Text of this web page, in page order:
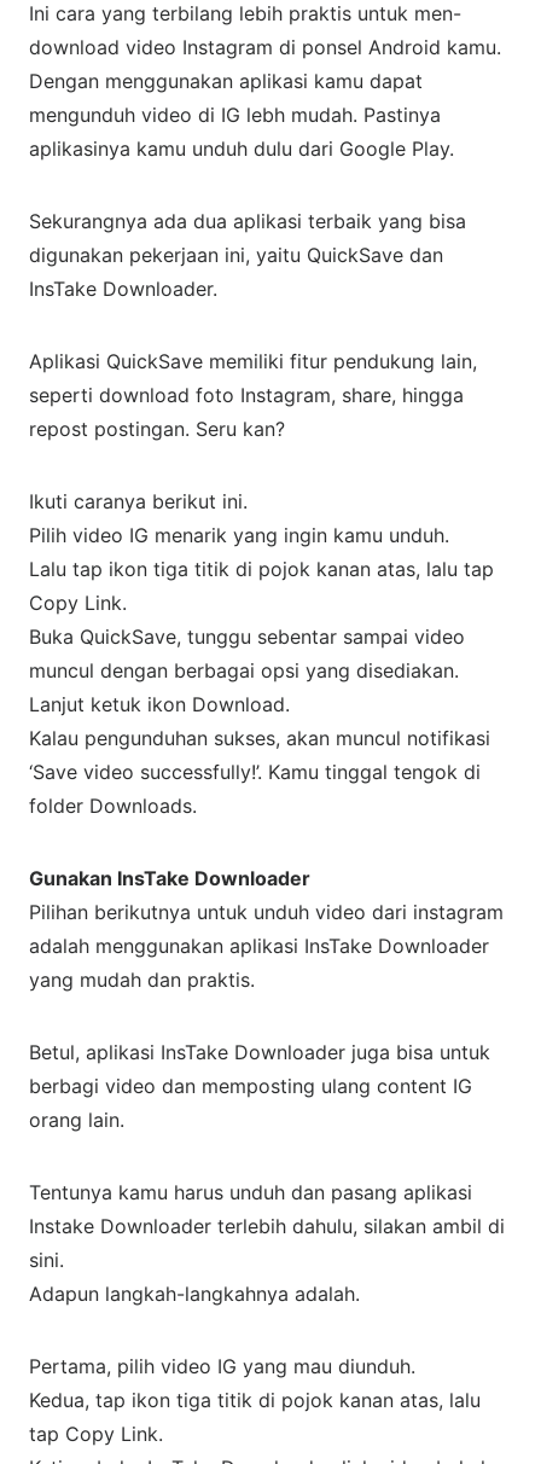
Ini cara yang terbilang lebih praktis untuk men-
download video Instagram di ponsel Android kamu.
Dengan menggunakan aplikasi kamu dapat
mengunduh video di IG lebh mudah. Pastinya
aplikasinya kamu unduh dulu dari Google Play.
Sekurangnya ada dua aplikasi terbaik yang bisa
digunakan pekerjaan ini, yaitu QuickSave dan
InsTake Downloader.
Aplikasi QuickSave memiliki fitur pendukung lain,
seperti download foto Instagram, share, hingga
repost postingan. Seru kan?
Ikuti caranya berikut ini.
Pilih video IG menarik yang ingin kamu unduh.
Lalu tap ikon tiga titik di pojok kanan atas, lalu tap
Copy Link.
Buka QuickSave, tunggu sebentar sampai video
muncul dengan berbagai opsi yang disediakan.
Lanjut ketuk ikon Download.
Kalau pengunduhan sukses, akan muncul notifikasi
‘Save video successfully!’. Kamu tinggal tengok di
folder Downloads.
Gunakan InsTake Downloader
Pilihan berikutnya untuk unduh video dari instagram
adalah menggunakan aplikasi InsTake Downloader
yang mudah dan praktis.
Betul, aplikasi InsTake Downloader juga bisa untuk
berbagi video dan memposting ulang content IG
orang lain.
Tentunya kamu harus unduh dan pasang aplikasi
Instake Downloader terlebih dahulu, silakan ambil di
sini.
Adapun langkah-langkahnya adalah.
Pertama, pilih video IG yang mau diunduh.
Kedua, tap ikon tiga titik di pojok kanan atas, lalu
tap Copy Link.